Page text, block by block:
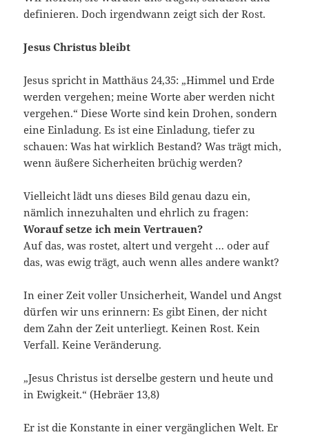
definieren. Doch irgendwann zeigt sich der Rost.
Jesus Christus bleibt
Jesus spricht in Matthäus 24,35: „Himmel und Erde
werden vergehen; meine Worte aber werden nicht
vergehen.“ Diese Worte sind kein Drohen, sondern
eine Einladung. Es ist eine Einladung, tiefer zu
schauen: Was hat wirklich Bestand? Was trägt mich,
wenn äußere Sicherheiten brüchig werden?
Vielleicht lädt uns dieses Bild genau dazu ein,
nämlich innezuhalten und ehrlich zu fragen:
Worauf setze ich mein Vertrauen?
Auf das, was rostet, altert und vergeht … oder auf
das, was ewig trägt, auch wenn alles andere wankt?
In einer Zeit voller Unsicherheit, Wandel und Angst
dürfen wir uns erinnern: Es gibt Einen, der nicht
dem Zahn der Zeit unterliegt. Keinen Rost. Kein
Verfall. Keine Veränderung.
„Jesus Christus ist derselbe gestern und heute und
in Ewigkeit.“ (Hebräer 13,8)
Er ist die Konstante in einer vergänglichen Welt. Er